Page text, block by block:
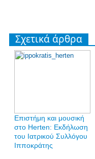
Σχετικά άρθρα
Επιστήμη και μουσική
στο Herten: Εκδήλωση
του Ιατρικού Συλλόγου
Ιπποκράτης